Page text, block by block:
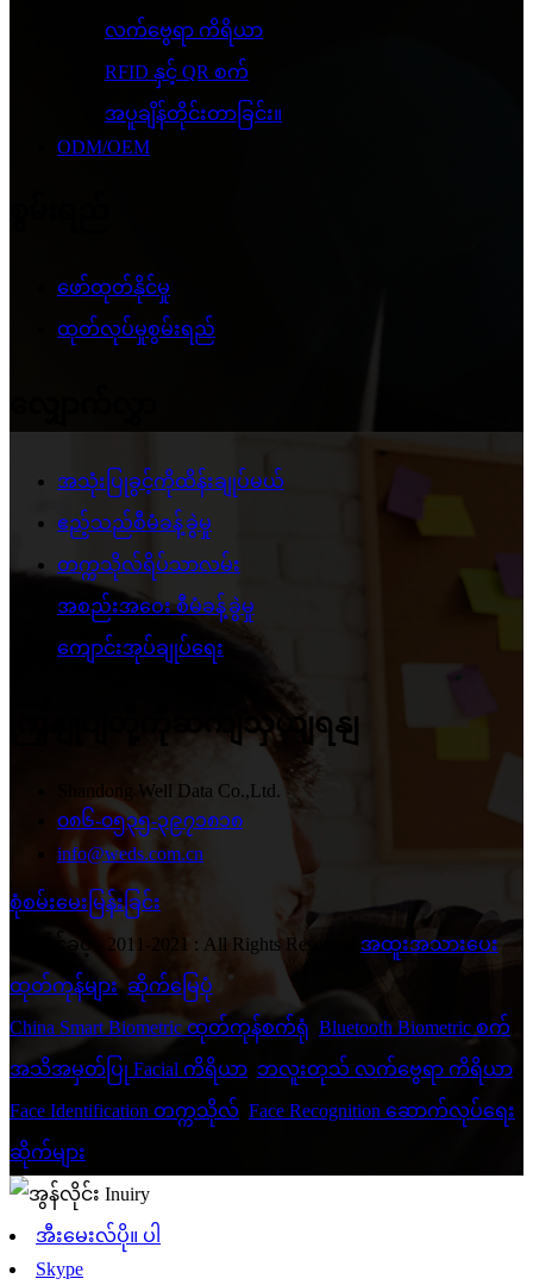
လက်ဗွေရာ ကိရိယာ
RFID နှင့် QR စက်
အပူချိန်တိုင်းတာခြင်း။
ODM/OEM
ဖော်ထုတ်နိုင်မှု
ထုတ်လုပ်မှုစွမ်းရည်
အသုံးပြုခွင့်ကိုထိန်းချုပ်မယ်
ဧည့်သည်စီမံခန့်ခွဲမှု
တက္ကသိုလ်ရိပ်သာလမ်း
အစည်းအဝေး စီမံခန့်ခွဲမှု
ကျောင်းအုပ်ချုပ်ရေး
ကြှနျုပျတို့ကိုဆကျသှယျရနျ
Shandong Well Data Co.,Ltd.
၀၈၆-၀၅၃၅-၃၉၇၁၈၁၈
info@weds.com.cn
စုံစမ်းမေးမြန်းခြင်း
© မူပိုင်ခွင့် - 2011-2021 : All Rights Reserved. အထူးအသားပေး
ထုတ်ကုန်များ, ဆိုက်မြေပုံ
China Smart Biometric ထုတ်ကုန်စက်ရုံ Bluetooth Biometric စက်
အသိအမှတ်ပြု Facial ကိရိယာ ဘလူးတုသ် လက်ဗွေရာ ကိရိယာ
Face Identification တက္ကသိုလ် Face Recognition ဆောက်လုပ်ရေး
ဆိုက်များ
အီးမေးလ်ပို။ ပါ
Skype